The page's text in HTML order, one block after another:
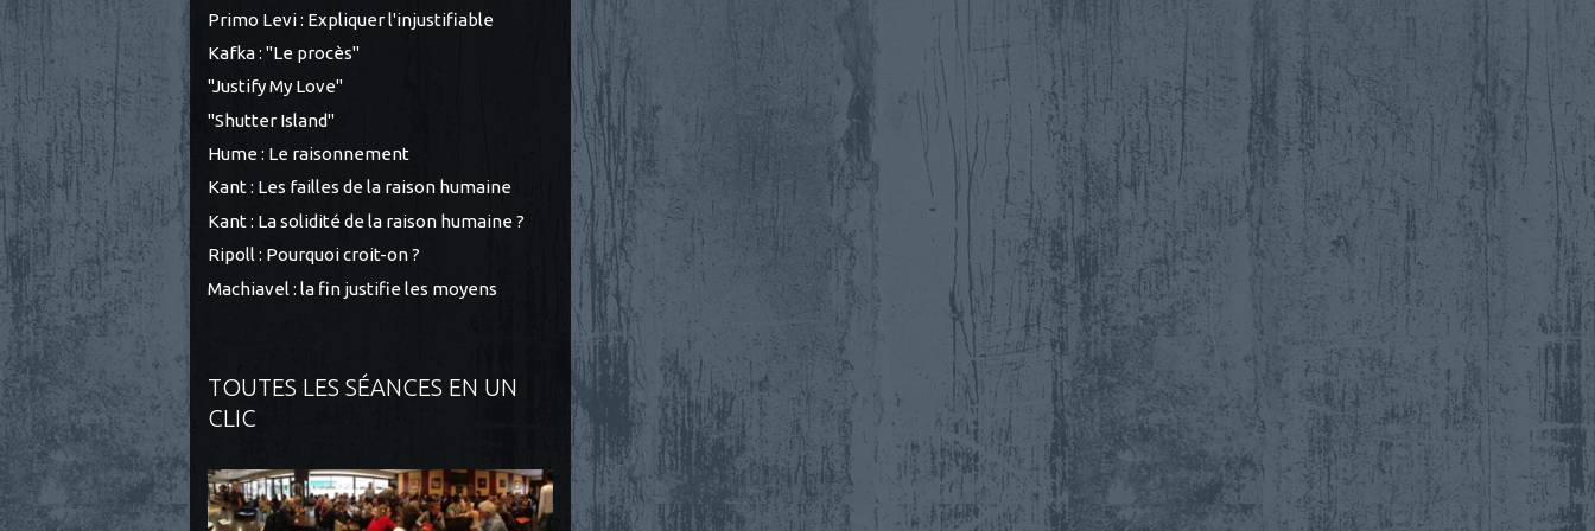
Primo Levi : Expliquer l'injustifiable
Kafka : "Le procès"
"Justify My Love"
"Shutter Island"
Hume : Le raisonnement
Kant : Les failles de la raison humaine
Kant : La solidité de la raison humaine ?
Ripoll : Pourquoi croit-on ?
Machiavel : la fin justifie les moyens
TOUTES LES SÉANCES EN UN
CLIC